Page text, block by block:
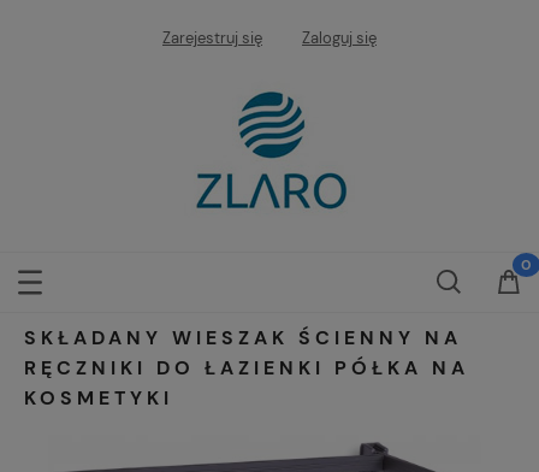
Zarejestruj się Zaloguj się
SKŁADANY WIESZAK ŚCIENNY NA
RĘCZNIKI DO ŁAZIENKI PÓŁKA NA
KOSMETYKI